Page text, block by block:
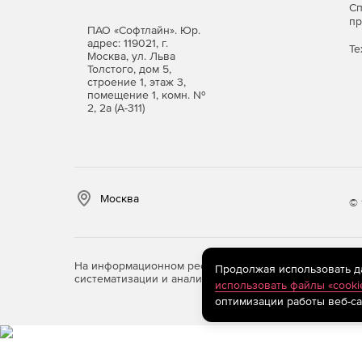
ПАО «Софтлайн». Юр.
адрес: 119021, г.
Москва, ул. Льва
Толстого, дом 5,
строение 1, этаж 3,
помещение 1, комн. №
2, 2а (А-311)
Москва ©
На информационном ресурсе store.softline.ru
систематизации и анализа сведений, относящихся
Продолжая использовать
использовать файлы
оптимизации работы веб-